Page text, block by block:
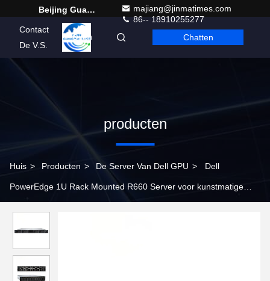
Beijing Guangtian Runze Technology Co., Ltd.
majiang@jinmatimes.com
86-- 18910255277
Contact
De V.S.
Dutch Chatten
producten
Huis > Producten > De Server Van Dell GPU > Dell
PowerEdge 1U Rack Mounted R660 Server voor kunstmatige